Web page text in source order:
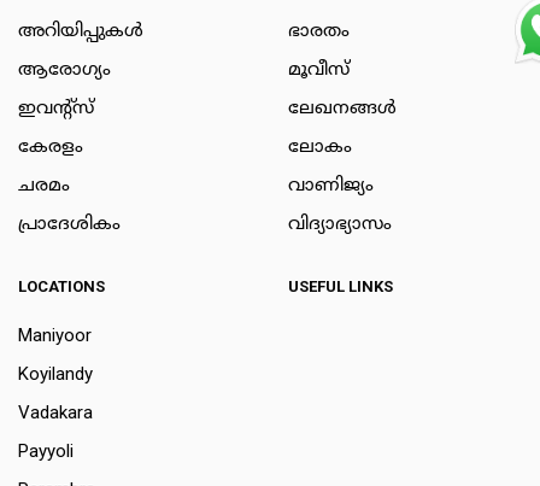
അറിയിപ്പുകള്‍
ആരോഗ്യം
ഇവന്റ്സ്
കേരളം
ചരമം
പ്രാദേശികം
ഭാരതം
മൂവീസ്
ലേഖനങ്ങള്‍
ലോകം
വാണിജ്യം
വിദ്യാഭ്യാസം
LOCATIONS
Maniyoor
Koyilandy
Vadakara
Payyoli
USEFUL LINKS